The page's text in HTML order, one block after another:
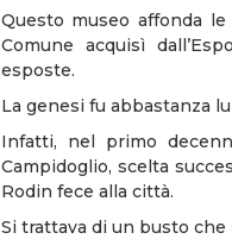
Questo museo affonda
Comune acquisì
esposte.
La genesi fu abbastanza
Infatti, nel primo
Campidoglio, scelta
Rodin fece alla città.
Si trattava di un busto che